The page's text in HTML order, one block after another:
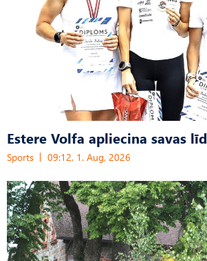
Estere Volfa apliecina savas
Sports 09:12, 1. Aug, 2026